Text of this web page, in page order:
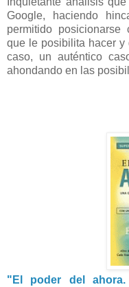
Google, haciendo
permitido posicionarse
que le posibilita hacer y
caso, un auténtico
ahondando en las
"El poder del